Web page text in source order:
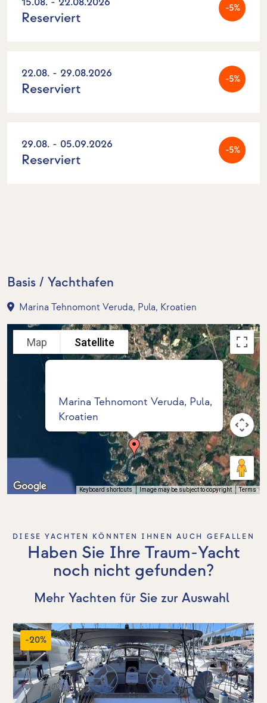
-5%
Reserviert
22.08. - 29.08.2026 -5%
Reserviert
29.08. - 05.09.2026 -5%
Reserviert
Basis / Yachthafen
Marina Tehnomont Veruda, Pula, Kroatien
Marina Tehnomont Veruda, Pula,
Kroatien
Map Satellite
Keyboard shortcuts Image may be subject to copyright Terms
DIESE YACHTEN KÖNNTEN IHNEN AUCH GEFALLEN
Haben Sie Ihre Traum-Yacht
noch nicht gefunden?
Mehr Yachten für Sie zur Auswahl
-20%